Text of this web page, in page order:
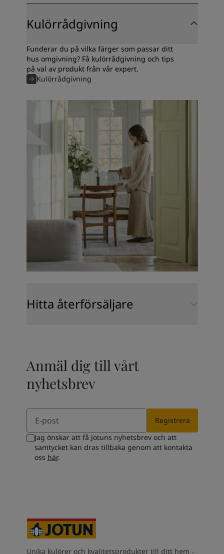
Kulörrådgivning
Funderar du på vilka färger som passar ditt
hus omgivning? Få kulörrådgivning och tips
på val av produkt från vår expert.
Kulörrådgivning
Hitta återförsäljare
Anmäl dig till vårt
nyhetsbrev
Email
Registrera
Jag önskar att få Jotuns nyhetsbrev och att
samtycket kan dras tillbaka genom att kontakta
oss här.
Unika kulörer och kvalitetsprodukter till ditt hem -